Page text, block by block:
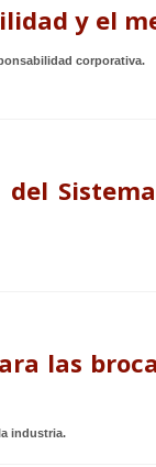
y el
corporativa.
las
industria.